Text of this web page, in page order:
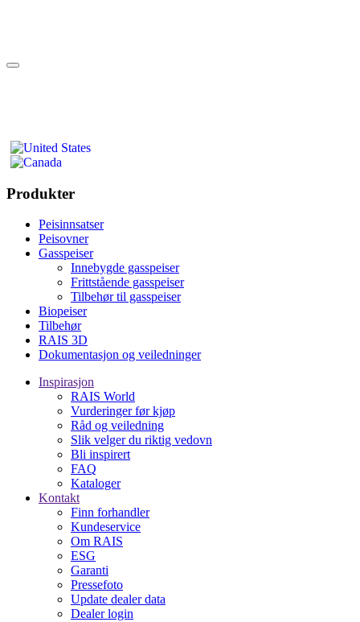
Produkter
Peisinnsatser
Peisovner
Gasspeiser
Innebygde gasspeiser
Frittstående gasspeiser
Tilbehør til gasspeiser
Biopeiser
Tilbehør
RAIS 3D
Dokumentasjon og veiledninger
Inspirasjon
RAIS World
Vurderinger før kjøp
Råd og veiledning
Slik velger du riktig vedovn
Bli inspirert
FAQ
Kataloger
Kontakt
Finn forhandler
Kundeservice
Om RAIS
ESG
Garanti
Pressefoto
Update dealer data
Dealer login